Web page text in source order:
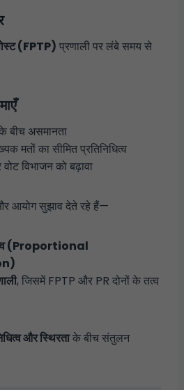
(FPTP) प्रणाली पर लंबे समय से
बीच असमानता
मतों का सीमित प्रतिनिधित्व
विभाजन को बढ़ावा
और आयोग सुझाव देते रहे हैं—
(Proportional
, जिसमें FPTP और PR दोनों के तत्व
और स्थिरताके बीच संतुलन